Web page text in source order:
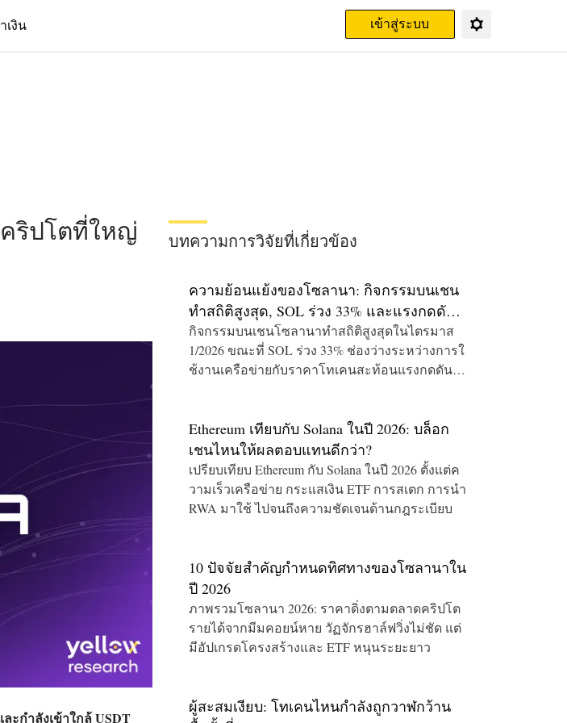
เงิน เข้าสู่ระบบ
ริปโตที่ใหญ่
ะกำลังเข้าใกล้USDT
บทความการวิจัยที่เกี่ยวข้อง
ความย้อนแย้งของโซลานา: กิจกรรมบนเชน
ทำสถิติสูงสุด, SOL ร่วง 33% และแรงกดดัน
ในไตรมาส 2
กิจกรรมบนเชนโซลานาทำสถิติสูงสุดในไตรมาส
1/2026 ขณะที่ SOL ร่วง 33% ช่องว่างระหว่างการใ
ช้งานเครือข่ายกับราคาโทเคนสะท้อนแรงกดดันม
Ethereum เทียบกับ Solana ในปี 2026: บล็อก
เชนไหนให้ผลตอบแทนดีกว่า?
เปรียบเทียบ Ethereum กับ Solana ในปี 2026 ตั้งแต่ค
วามเร็วเครือข่าย กระแสเงิน ETF การสเตก การนำ
RWA มาใช้ ไปจนถึงความชัดเจนด้านกฎระเบียบ
10 ปัจจัยสำคัญกำหนดทิศทางของโซลานาใน
ปี 2026
ภาพรวมโซลานา 2026: ราคาดิ่งตามตลาดคริปโต
รายได้จากมีมคอยน์หาย วัฏจักรฮาล์ฟวิ่งไม่ชัด แต่
มีอัปเกรดโครงสร้างและ ETF หนุนระยะยาว
ผู้สะสมเงียบ: โทเคนไหนกำลังถูกวาฬกว้าน